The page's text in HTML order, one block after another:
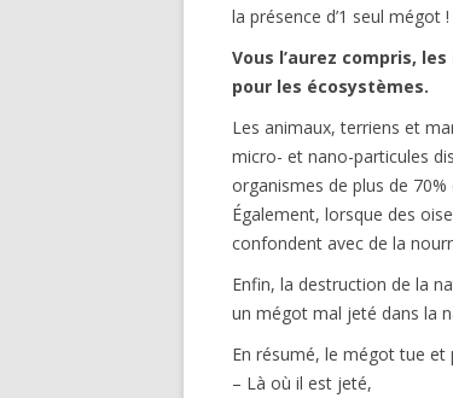
la présence d’1 seul mégot !
Vous l’aurez compris,
pour les écosystèmes.
Les animaux, terriens et
micro- et nano-particules
organismes de plus de
Également, lorsque des
confondent avec de la
Enfin, la destruction de la
un mégot mal jeté dans la
En résumé, le mégot tue et
– Là où il est jeté,